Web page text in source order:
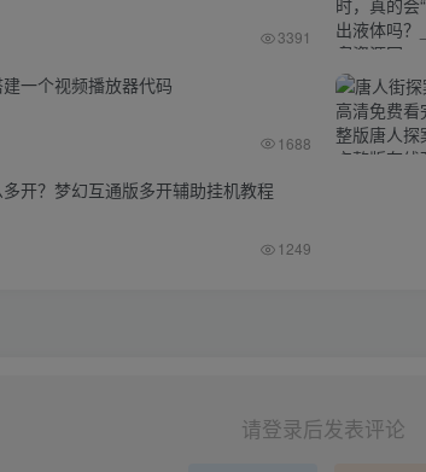
3391
一个视频播放器代码
1688
开？梦幻互通版多开辅助挂机教程
1249
请登录后发表评论